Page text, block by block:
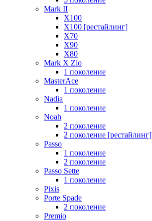
Mark II
X100
X100 [рестайлинг]
X70
X90
Х80
Mark X Zio
1 поколение
MasterAce
1 поколение
Nadia
1 поколение
Noah
2 поколение
2 поколение [рестайлинг]
Passo
1 поколение
2 поколение
Passo Sette
1 поколение
Pixis
Porte Spade
2 поколение
Premio